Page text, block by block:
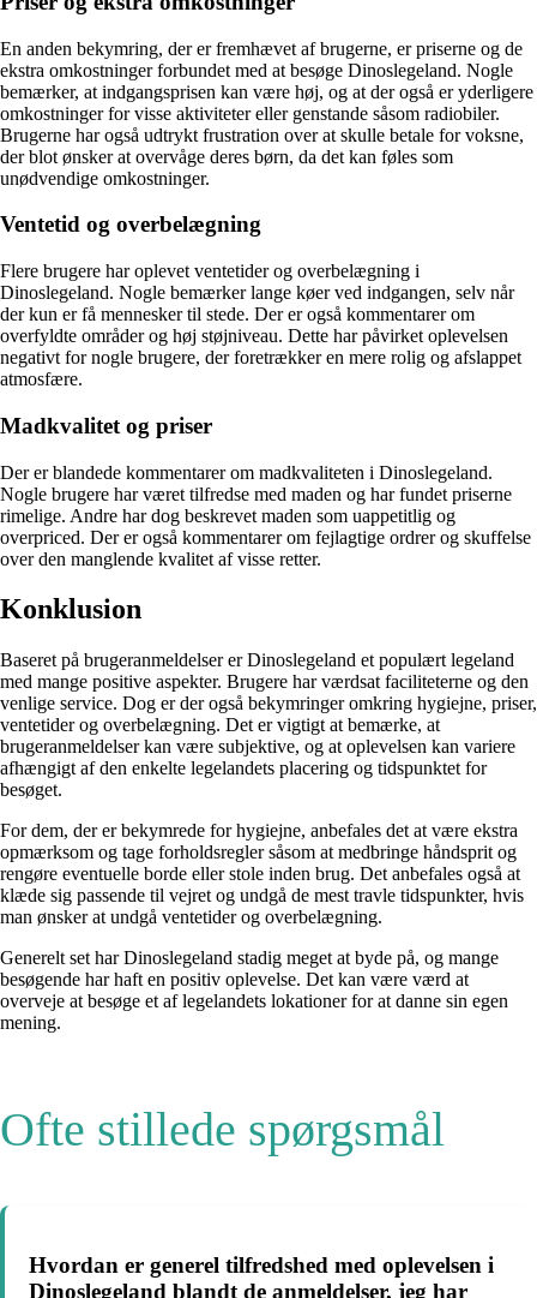
En anden bekymring, der er fremhævet af brugerne, er priserne og de
ekstra omkostninger forbundet med at besøge Dinoslegeland. Nogle
bemærker, at indgangsprisen kan være høj, og at der også er yderligere
omkostninger for visse aktiviteter eller genstande såsom radiobiler.
Brugerne har også udtrykt frustration over at skulle betale for voksne,
der blot ønsker at overvåge deres børn, da det kan føles som
unødvendige omkostninger.
Ventetid og overbelægning
Flere brugere har oplevet ventetider og overbelægning i
Dinoslegeland. Nogle bemærker lange køer ved indgangen, selv når
der kun er få mennesker til stede. Der er også kommentarer om
overfyldte områder og høj støjniveau. Dette har påvirket oplevelsen
negativt for nogle brugere, der foretrækker en mere rolig og afslappet
atmosfære.
Madkvalitet og priser
Der er blandede kommentarer om madkvaliteten i Dinoslegeland.
Nogle brugere har været tilfredse med maden og har fundet priserne
rimelige. Andre har dog beskrevet maden som uappetitlig og
overpriced. Der er også kommentarer om fejlagtige ordrer og skuffelse
over den manglende kvalitet af visse retter.
Konklusion
Baseret på brugeranmeldelser er Dinoslegeland et populært legeland
med mange positive aspekter. Brugere har værdsat faciliteterne og den
venlige service. Dog er der også bekymringer omkring hygiejne, priser,
ventetider og overbelægning. Det er vigtigt at bemærke, at
brugeranmeldelser kan være subjektive, og at oplevelsen kan variere
afhængigt af den enkelte legelandets placering og tidspunktet for
besøget.
For dem, der er bekymrede for hygiejne, anbefales det at være ekstra
opmærksom og tage forholdsregler såsom at medbringe håndsprit og
rengøre eventuelle borde eller stole inden brug. Det anbefales også at
klæde sig passende til vejret og undgå de mest travle tidspunkter, hvis
man ønsker at undgå ventetider og overbelægning.
Generelt set har Dinoslegeland stadig meget at byde på, og mange
besøgende har haft en positiv oplevelse. Det kan være værd at
overveje at besøge et af legelandets lokationer for at danne sin egen
mening.
Ofte stillede spørgsmål
Hvordan er generel tilfredshed med oplevelsen i
Dinoslegeland blandt de anmeldelser, jeg har